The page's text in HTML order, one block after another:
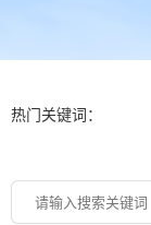
热门关键词：